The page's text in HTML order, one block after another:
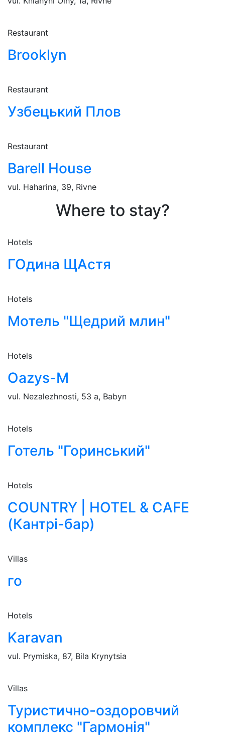
Restaurant
Brooklyn
Restaurant
Узбецький Плов
Restaurant
Barell House
vul. Haharina, 39, Rivne
Where to stay?
Hotels
ГОдина ЩАстя
Hotels
Мотель "Щедрий млин"
Hotels
Oazys-M
vul. Nezalezhnosti, 53 a, Babyn
Hotels
Готель "Горинський"
Hotels
COUNTRY | HOTEL & CAFE
(Кантрі-бар)
Villas
го
Hotels
Karavan
vul. Prymiska, 87, Bila Krynytsia
Villas
Туристично-оздоровчий
комплекс "Гармонія"